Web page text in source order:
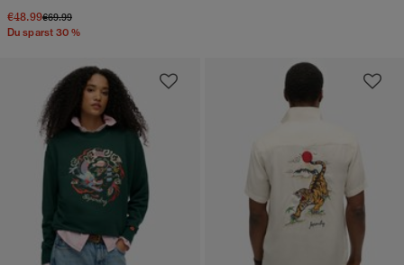
€48.99Preis wurde reduziert von
€69.99bis
Du sparst 30 %